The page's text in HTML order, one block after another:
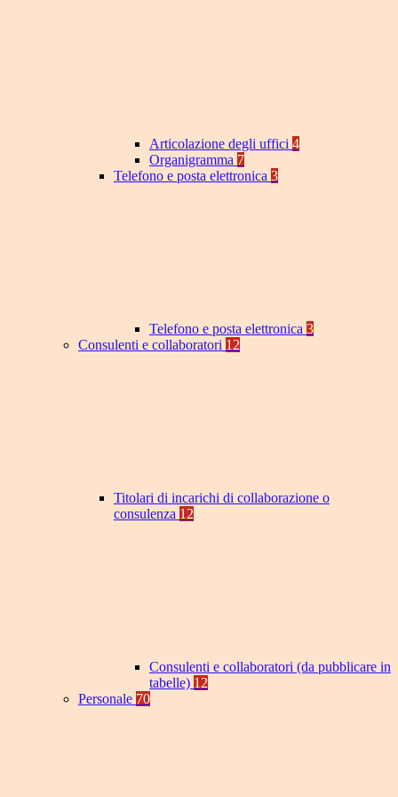
Articolazione degli uffici 4
Organigramma 7
Telefono e posta elettronica 3
Telefono e posta elettronica 3
Consulenti e collaboratori 12
Titolari di incarichi di collaborazione o
consulenza 12
Consulenti e collaboratori (da pubblicare in
tabelle) 12
Personale 70